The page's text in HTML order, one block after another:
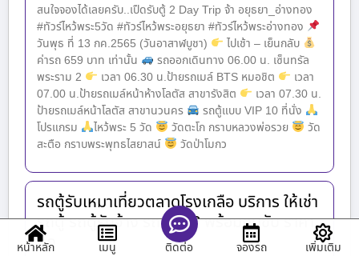
สนใจจองได้เลยครับ..เปืดรับตู้ 2 Day Trip จ้า อยุธยา_อ่างทอง
#ทัวร์ไหว้พระ5วัด #ทัวร์ไหว้พระอยุธยา #ทัวร์ไหว้พระอ่างทอง
วันพุธ ที่ 13 กค.2565 (วันอาสาฬบูชา)
ไปเช้า – เย็นกลับ
ค่ารถ 659 บาท เท่านั้น
รถออกเดินทาง 06.00 น. เซ็นทรัล
พระราม 2
เวลา 06.30 น.ป้ายรถเมล์ BTS หมอชิต
เวลา
07.00 น.ป้ายรถเมล์หน้าห้างโลตัส สาขารังสิต
เวลา 07.30 น.
ป้ายรถเมล์หน้าโลตัส สาขานวนคร
รถตู้แบบ VIP 10 ที่นั่ง
โปรแกรม
ไหว้พระ 5 วัด วัดตะโก กราบหลวงพ่อรวย
วัด
สะตือ กราบพระพุทธไสยาสน์
วัดป่าโมกว
รถตู้รับเหมาเที่ยวตลาดโรงเกลือ บริการ ให้เช่า
รถตู้ รถตู้รับจ้าง รถตู้ VIP พร้อมคนขับ ราคา
ถูก
หน้าหลัก เมนู ติดต่อ จองรถ เพิ่มเติม